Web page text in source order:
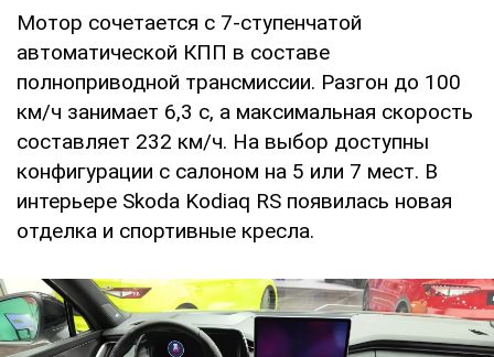
Мотор сочетается с 7-ступенчатой
автоматической КПП в составе
полноприводной трансмиссии. Разгон до 100
км/ч занимает 6,3 с, а максимальная скорость
составляет 232 км/ч. На выбор доступны
конфигурации с салоном на 5 или 7 мест. В
интерьере Skoda Kodiaq RS появилась новая
отделка и спортивные кресла.